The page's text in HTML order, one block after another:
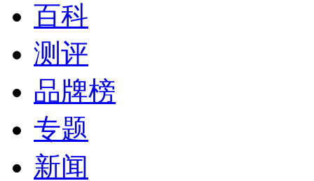
百科
测评
品牌榜
专题
新闻